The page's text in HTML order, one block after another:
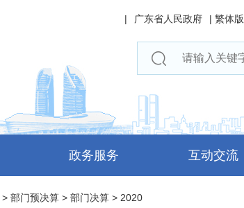
| 广东省人民政府 | 繁体版
政务服务 互动交流
> 部门预决算 > 部门决算 > 2020